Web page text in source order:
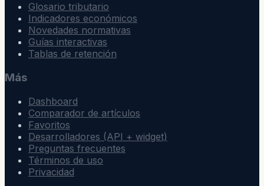
Glosario tributario
Indicadores económicos
Novedades normativas
Guías interactivas
Tablas de retención
Más
Dashboard
Comparador de artículos
Favoritos
Desarrolladores (API + widget)
Preguntas frecuentes
Términos de uso
Privacidad